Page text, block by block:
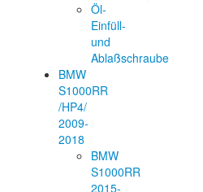
Öl-
Einfüll-
und
Ablaßschraube
BMW
S1000RR
/HP4/
2009-
2018
BMW
S1000RR
2015-